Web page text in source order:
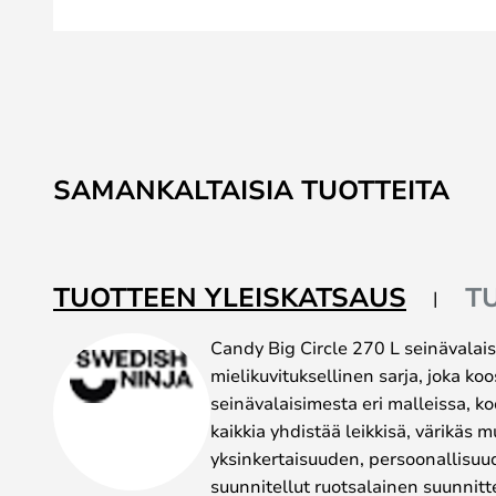
to
the
the
images
SAMANKALTAISIA TUOTTEITA
TUOTTEEN YLEISKATSAUS
Candy Big Circle 270 L
mielikuvituksellinen sarja, joka
seinävalaisimesta eri malleissa,
kaikkia yhdistää leikkisä, värikäs
yksinkertaisuuden,
suunnitellut ruotsalainen